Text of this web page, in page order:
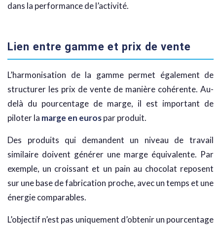
dans la performance de l’activité.
Lien entre gamme et prix de vente
L’harmonisation de la gamme permet également de
structurer les prix de vente de manière cohérente. Au-
delà du pourcentage de marge, il est important de
piloter la marge en eurospar produit.
Des produits qui demandent un niveau de travail
similaire doivent générer une marge équivalente. Par
exemple, un croissant et un pain au chocolat reposent
sur une base de fabrication proche, avec un temps et une
énergie comparables.
L’objectif n’est pas uniquement d’obtenir un pourcentage